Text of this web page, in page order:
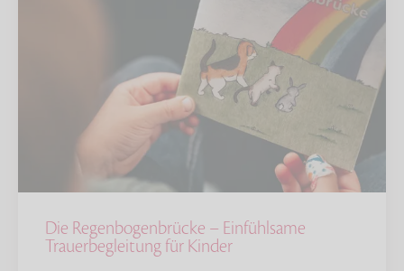
Die Regenbogenbrücke – Einfühlsame
Trauerbegleitung für Kinder